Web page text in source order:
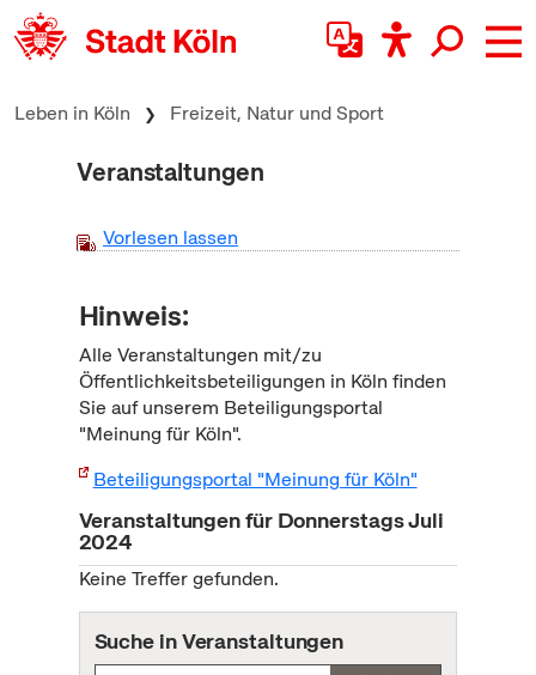
zum Inhalt springen
Leben in Köln Freizeit, Natur und Sport
Veranstaltungen
Vorlesen lassen
Hinweis:
Alle Veranstaltungen mit/zu
Öffentlichkeitsbeteiligungen in Köln finden
Sie auf unserem Beteiligungsportal
"Meinung für Köln".
Beteiligungsportal "Meinung für Köln"
Veranstaltungen für Donnerstags Juli
2024
Keine Treffer gefunden.
Suche in Veranstaltungen